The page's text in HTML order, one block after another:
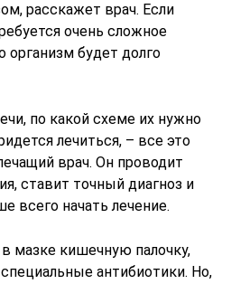
расскажет врач. Если
очень сложное
организм будет долго
по какой схеме их нужно
лечиться, – все это
врач. Он проводит
ставит точный диагноз и
всего начать лечение.
мазке кишечную палочку,
антибиотики. Но,